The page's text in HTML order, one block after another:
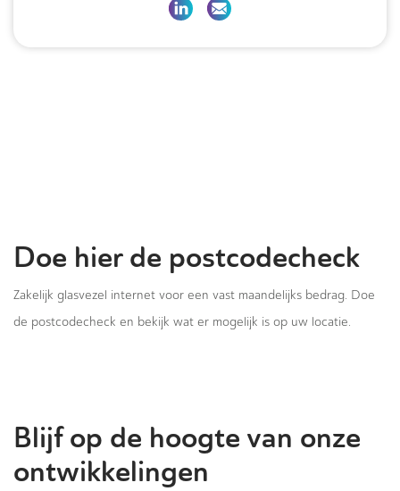
Doe hier de postcodecheck
Zakelijk glasvezel internet voor een vast maandelijks bedrag. Doe
de postcodecheck en bekijk wat er mogelijk is op uw locatie.
Blijf op de hoogte van onze
ontwikkelingen